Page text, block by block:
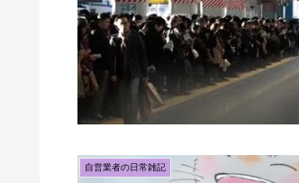
自営業者の日常雑記